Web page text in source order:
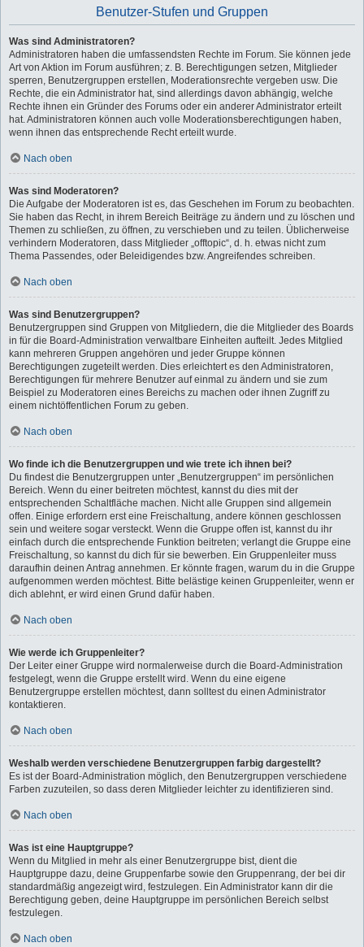
Benutzer-Stufen und Gruppen
Was sind Administratoren?
Administratoren haben die umfassendsten Rechte im Forum. Sie können jede
Art von Aktion im Forum ausführen; z. B. Berechtigungen setzen, Mitglieder
sperren, Benutzergruppen erstellen, Moderationsrechte vergeben usw. Die
Rechte, die ein Administrator hat, sind allerdings davon abhängig, welche
Rechte ihnen ein Gründer des Forums oder ein anderer Administrator erteilt
hat. Administratoren können auch volle Moderationsberechtigungen haben,
wenn ihnen das entsprechende Recht erteilt wurde.
Nach oben
Was sind Moderatoren?
Die Aufgabe der Moderatoren ist es, das Geschehen im Forum zu beobachten.
Sie haben das Recht, in ihrem Bereich Beiträge zu ändern und zu löschen und
Themen zu schließen, zu öffnen, zu verschieben und zu teilen. Üblicherweise
verhindern Moderatoren, dass Mitglieder „offtopic“, d. h. etwas nicht zum
Thema Passendes, oder Beleidigendes bzw. Angreifendes schreiben.
Nach oben
Was sind Benutzergruppen?
Benutzergruppen sind Gruppen von Mitgliedern, die die Mitglieder des Boards
in für die Board-Administration verwaltbare Einheiten aufteilt. Jedes Mitglied
kann mehreren Gruppen angehören und jeder Gruppe können
Berechtigungen zugeteilt werden. Dies erleichtert es den Administratoren,
Berechtigungen für mehrere Benutzer auf einmal zu ändern und sie zum
Beispiel zu Moderatoren eines Bereichs zu machen oder ihnen Zugriff zu
einem nichtöffentlichen Forum zu geben.
Nach oben
Wo finde ich die Benutzergruppen und wie trete ich ihnen bei?
Du findest die Benutzergruppen unter „Benutzergruppen“ im persönlichen
Bereich. Wenn du einer beitreten möchtest, kannst du dies mit der
entsprechenden Schaltfläche machen. Nicht alle Gruppen sind allgemein
offen. Einige erfordern erst eine Freischaltung, andere können geschlossen
sein und weitere sogar versteckt. Wenn die Gruppe offen ist, kannst du ihr
einfach durch die entsprechende Funktion beitreten; verlangt die Gruppe eine
Freischaltung, so kannst du dich für sie bewerben. Ein Gruppenleiter muss
daraufhin deinen Antrag annehmen. Er könnte fragen, warum du in die Gruppe
aufgenommen werden möchtest. Bitte belästige keinen Gruppenleiter, wenn er
dich ablehnt, er wird einen Grund dafür haben.
Nach oben
Wie werde ich Gruppenleiter?
Der Leiter einer Gruppe wird normalerweise durch die Board-Administration
festgelegt, wenn die Gruppe erstellt wird. Wenn du eine eigene
Benutzergruppe erstellen möchtest, dann solltest du einen Administrator
kontaktieren.
Nach oben
Weshalb werden verschiedene Benutzergruppen farbig dargestellt?
Es ist der Board-Administration möglich, den Benutzergruppen verschiedene
Farben zuzuteilen, so dass deren Mitglieder leichter zu identifizieren sind.
Nach oben
Was ist eine Hauptgruppe?
Wenn du Mitglied in mehr als einer Benutzergruppe bist, dient die
Hauptgruppe dazu, deine Gruppenfarbe sowie den Gruppenrang, der bei dir
standardmäßig angezeigt wird, festzulegen. Ein Administrator kann dir die
Berechtigung geben, deine Hauptgruppe im persönlichen Bereich selbst
festzulegen.
Nach oben